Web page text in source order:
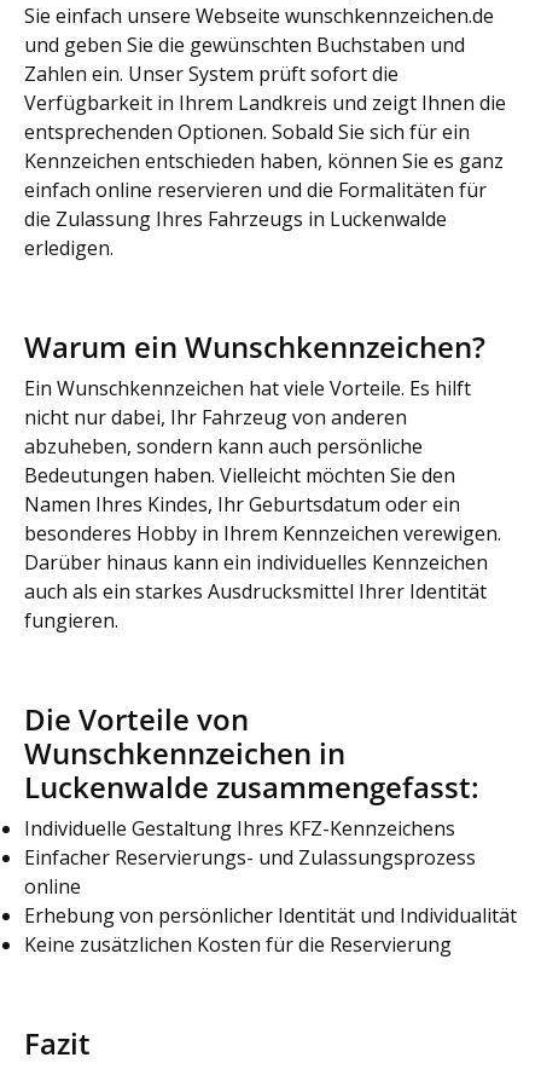
Sie einfach unsere Webseite wunschkennzeichen.de
und geben Sie die gewünschten Buchstaben und
Zahlen ein. Unser System prüft sofort die
Verfügbarkeit in Ihrem Landkreis und zeigt Ihnen die
entsprechenden Optionen. Sobald Sie sich für ein
Kennzeichen entschieden haben, können Sie es ganz
einfach online reservieren und die Formalitäten für
die Zulassung Ihres Fahrzeugs in Luckenwalde
erledigen.
Warum ein Wunschkennzeichen?
Ein Wunschkennzeichen hat viele Vorteile. Es hilft
nicht nur dabei, Ihr Fahrzeug von anderen
abzuheben, sondern kann auch persönliche
Bedeutungen haben. Vielleicht möchten Sie den
Namen Ihres Kindes, Ihr Geburtsdatum oder ein
besonderes Hobby in Ihrem Kennzeichen verewigen.
Darüber hinaus kann ein individuelles Kennzeichen
auch als ein starkes Ausdrucksmittel Ihrer Identität
fungieren.
Die Vorteile von
Wunschkennzeichen in
Luckenwalde zusammengefasst:
Individuelle Gestaltung Ihres KFZ-Kennzeichens
Einfacher Reservierungs- und Zulassungsprozess
online
Erhebung von persönlicher Identität und Individualität
Keine zusätzlichen Kosten für die Reservierung
Fazit